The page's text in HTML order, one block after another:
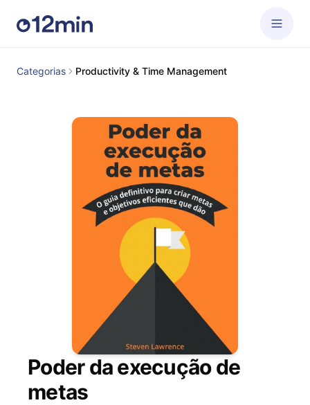
Categorias Productivity & Time Management
Poder da execução de
metas